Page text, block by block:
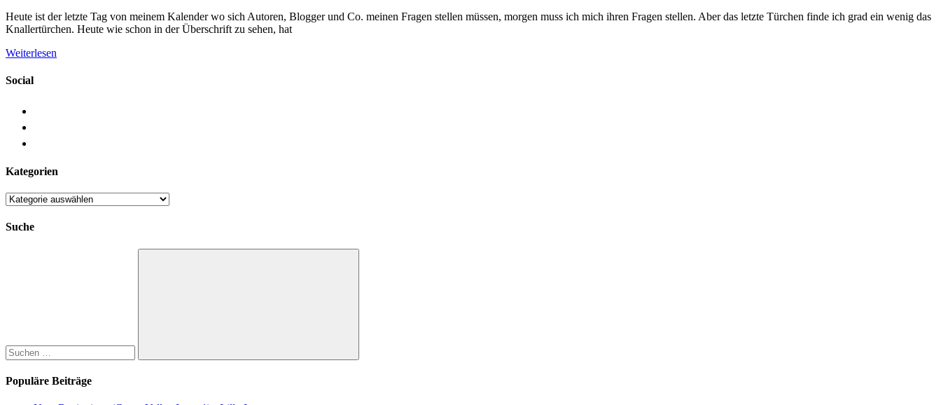
Heute ist der letzte Tag von meinem Kalender wo sich Autoren, Blogger und Co. meinen Fragen stellen müssen, morgen muss ich mich ihren Fragen stellen. Aber das letzte Türchen finde ich grad ein wenig das
Knallertürchen. Heute wie schon in der Überschrift zu sehen, hat
Weiterlesen
Social
Kategorien
Kategorien
Suche
Suchen
Populäre Beiträge